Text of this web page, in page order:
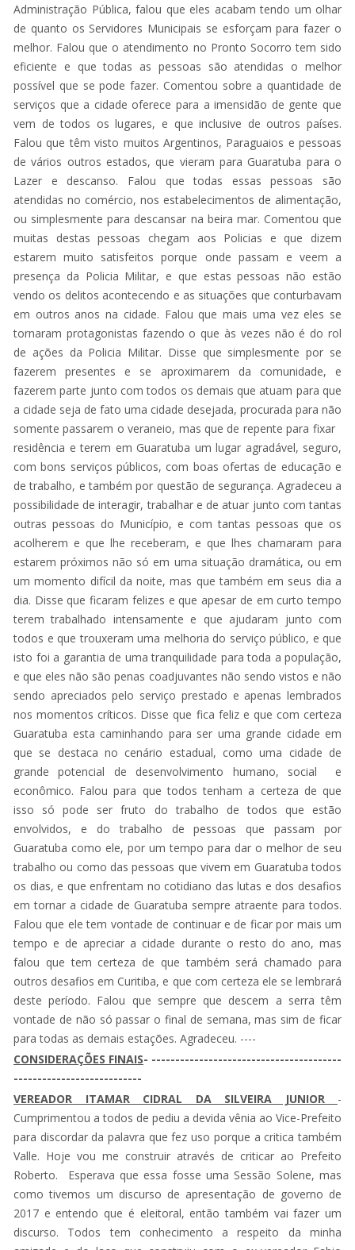
Administração Pública, falou que eles acabam tendo um olhar
de quanto os Servidores Municipais se esforçam para fazer o
melhor. Falou que o atendimento no Pronto Socorro tem sido
eficiente e que todas as pessoas são atendidas o melhor
possível que se pode fazer. Comentou sobre a quantidade de
serviços que a cidade oferece para a imensidão de gente que
vem de todos os lugares, e que inclusive de outros países.
Falou que têm visto muitos Argentinos, Paraguaios e pessoas
de vários outros estados, que vieram para Guaratuba para o
Lazer e descanso. Falou que todas essas pessoas são
atendidas no comércio, nos estabelecimentos de alimentação,
ou simplesmente para descansar na beira mar. Comentou que
muitas destas pessoas chegam aos Policias e que dizem
estarem muito satisfeitos porque onde passam e veem a
presença da Policia Militar, e que estas pessoas não estão
vendo os delitos acontecendo e as situações que conturbavam
em outros anos na cidade. Falou que mais uma vez eles se
tornaram protagonistas fazendo o que às vezes não é do rol
de ações da Policia Militar. Disse que simplesmente por se
fazerem presentes e se aproximarem da comunidade, e
fazerem parte junto com todos os demais que atuam para que
a cidade seja de fato uma cidade desejada, procurada para não
somente passarem o veraneio, mas que de repente para fixar
residência e terem em Guaratuba um lugar agradável, seguro,
com bons serviços públicos, com boas ofertas de educação e
de trabalho, e também por questão de segurança. Agradeceu a
possibilidade de interagir, trabalhar e de atuar junto com tantas
outras pessoas do Município, e com tantas pessoas que os
acolherem e que lhe receberam, e que lhes chamaram para
estarem próximos não só em uma situação dramática, ou em
um momento difícil da noite, mas que também em seus dia a
dia. Disse que ficaram felizes e que apesar de em curto tempo
terem trabalhado intensamente e que ajudaram junto com
todos e que trouxeram uma melhoria do serviço público, e que
isto foi a garantia de uma tranquilidade para toda a população,
e que eles não são penas coadjuvantes não sendo vistos e não
sendo apreciados pelo serviço prestado e apenas lembrados
nos momentos críticos. Disse que fica feliz e que com certeza
Guaratuba esta caminhando para ser uma grande cidade em
que se destaca no cenário estadual, como uma cidade de
grande potencial de desenvolvimento humano, social e
econômico. Falou para que todos tenham a certeza de que
isso só pode ser fruto do trabalho de todos que estão
envolvidos, e do trabalho de pessoas que passam por
Guaratuba como ele, por um tempo para dar o melhor de seu
trabalho ou como das pessoas que vivem em Guaratuba todos
os dias, e que enfrentam no cotidiano das lutas e dos desafios
em tornar a cidade de Guaratuba sempre atraente para todos.
Falou que ele tem vontade de continuar e de ficar por mais um
tempo e de apreciar a cidade durante o resto do ano, mas
falou que tem certeza de que também será chamado para
outros desafios em Curitiba, e que com certeza ele se lembrará
deste período. Falou que sempre que descem a serra têm
vontade de não só passar o final de semana, mas sim de ficar
para todas as demais estações. Agradeceu. ----
CONSIDERAÇÕES FINAIS- ----------------------------------------
---------------------------
VEREADOR ITAMAR CIDRAL DA SILVEIRA JUNIOR -
Cumprimentou a todos de pediu a devida vênia ao Vice-Prefeito
para discordar da palavra que fez uso porque a critica também
Valle. Hoje vou me construir através de criticar ao Prefeito
Roberto. Esperava que essa fosse uma Sessão Solene, mas
como tivemos um discurso de apresentação de governo de
2017 e entendo que é eleitoral, então também vai fazer um
discurso. Todos tem conhecimento a respeito da minha